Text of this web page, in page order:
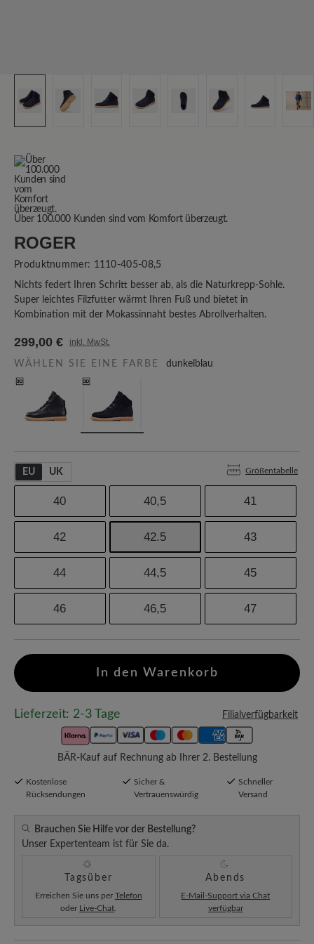
Über 100.000 Kunden sind vom Komfort überzeugt.
ROGER
Produktnummer: 1110-405-08,5
Nichts federt Ihren Schritt besser ab, als die Naturkrepp-Sohle.
Super leichtes Filzfutter wärmt Ihren Fuß und bietet in
Kombination mit der Mokassinnaht bestes Abrollverhalten.
299,00 € inkl. MwSt.
WÄHLEN SIE EINE FARBE dunkelblau
EU UK Größentabelle
40 40,5 41
42 42.5 43
44 44,5 45
46 46,5 47
In den Warenkorb
Lieferzeit: 2-3 Tage Filialverfügbarkeit
BÄR-Kauf auf Rechnung ab Ihrer 2. Bestellung
Kostenlose
Rücksendungen
Sicher &
Vertrauenswürdig
Schneller
Versand
Brauchen Sie Hilfe vor der Bestellung?
Unser Expertenteam ist für Sie da.
Tagsüber
Erreichen Sie uns per Telefon
oder Live-Chat
Abends
E-Mail-Support via Chat
verfügbar